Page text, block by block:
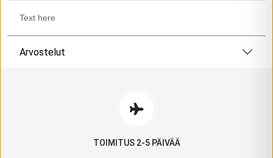
Text here
Arvostelut
TOIMITUS 2-5 PÄIVÄÄ